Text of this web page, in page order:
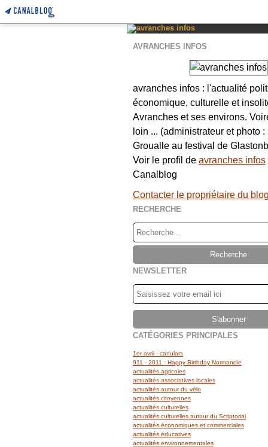
AVRANCHES INFOS
avranches infos : l'actualité
économique, culturelle et
Avranches et ses environs.
loin ... (administrateur et photo
Groualle au festival de
Voir le profil de avranches infos
Canalblog
Contacter le propriétaire du blog
RECHERCHE
NEWSLETTER
CATÉGORIES PRINCIPALES
1er avril - canulars
911 - 2011 : Happy Birthday Normandie
actualités agricoles
actualités associatives locales
actualités autour du vélo
actualités citoyennes
actualités culturelles
actualités culturelles autour du Scriptorial
actualités économiques et commerciales
actualités éducatives
actualités environnementales